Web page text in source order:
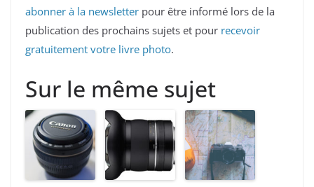
abonner à la newsletter pour être informé lors de la
publication des prochains sujets et pour recevoir
gratuitement votre livre photo.
Sur le même sujet